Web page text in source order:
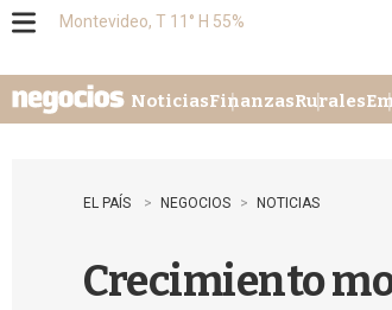
u
Montevideo, T 11° H 55%
NoticiasFinanzasRurales
EL PAÍS NEGOCIOS NOTICIAS
Crecimiento